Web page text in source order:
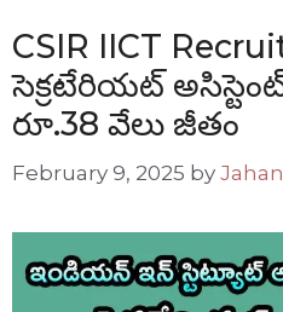
CSIR IICT
సెక్రటేరియట్
రూ.38 వేలు జీతం
February 9, 2025 by